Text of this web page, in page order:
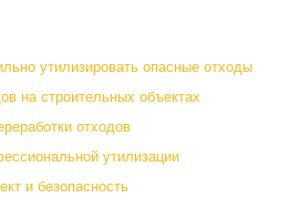
утилизировать опасные отходы
на строительных объектах
отходов
утилизации
и безопасность